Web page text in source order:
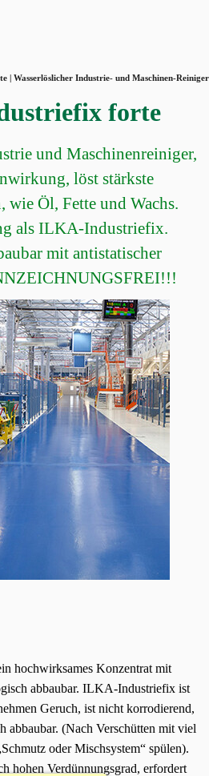
| Wasserlöslicher Industrie- und Maschinen-Reiniger
forte
und Maschinenreiniger,
löst stärkste
wie Öl, Fette und Wachs.
als ILKA-Industriefix.
mit antistatischer
hochwirksames Konzentrat mit
abbaubar. ILKA-Industriefix ist
Geruch, ist nicht korrodierend,
abbaubar. (Nach Verschütten mit viel
oder Mischsystem“ spülen).
hohen Verdünnungsgrad, erfordert